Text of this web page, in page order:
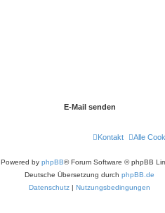
Alle
Kontakt
Powered by phpBB® Forum Software © phpBB
Deutsche Übersetzung durch phpBB.de
Datenschutz | Nutzungsbedingungen